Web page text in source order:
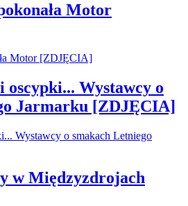
Motor
oscypki... Wystawcy o
Jarmarku [ZDJĘCIA]
w Międzyzdrojach